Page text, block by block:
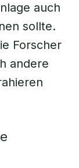
auch
sollte.
Forscher
andere